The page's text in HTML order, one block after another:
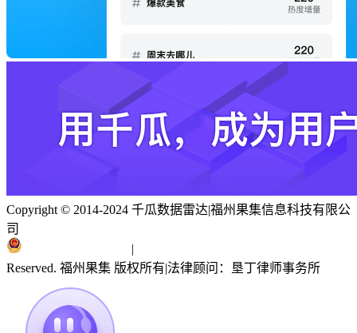
Copyright © 2014-2024 千瓜数据雷达|福州果集信息科技有限公
司
|
Reserved. 福州果集 版权所有|法律顾问：垦丁律师事务所